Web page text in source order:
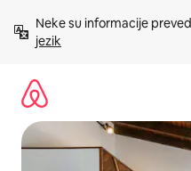
sadržaj
Neke su informacije
jezik